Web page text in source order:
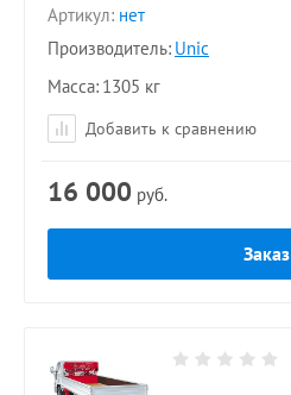
Артикул: нет
Производитель: Unic
Масса 1305 кг
Добавить к сравнению
16 000 руб.
Заказ